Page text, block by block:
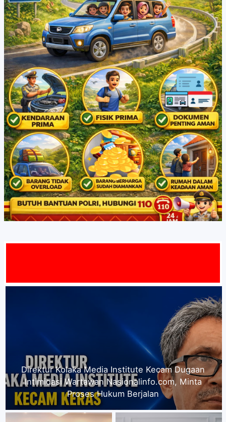
Gubernur Sultra Sambut Menaker RI, dalam
Rangka Memberikan Kuliah Umum di UMK